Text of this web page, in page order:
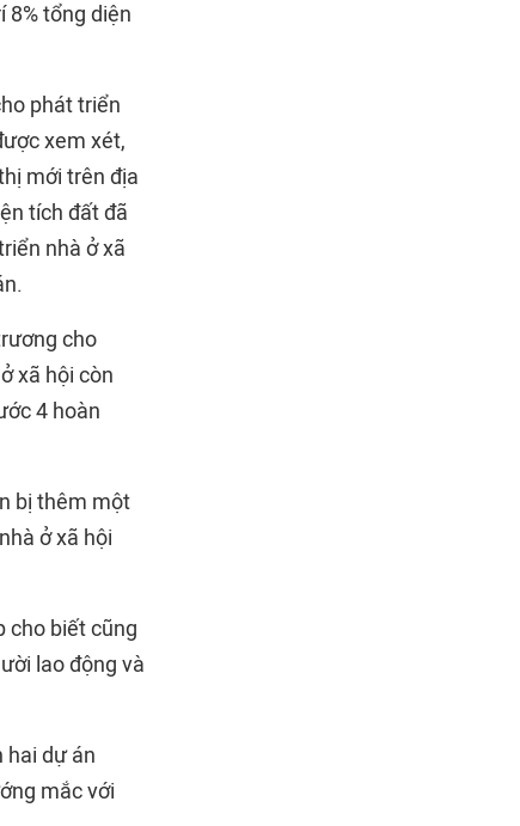
8% tổng diện
phát triển
xem xét,
mới trên địa
tích đất đã
nhà ở xã
cho
xã hội còn
4 hoàn
bị thêm một
ở xã hội
cho biết cũng
lao động và
hai dự án
mắc với